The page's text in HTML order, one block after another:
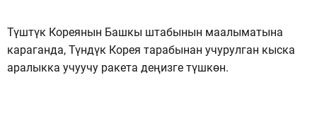
Түштүк Кореянын Башкы штабынын маалыматына
караганда, Түндүк Корея тарабынан учурулган кыска
аралыкка учуучу ракета деңизге түшкөн.